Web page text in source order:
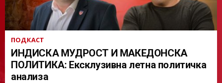
ПОДКАСТ
ИНДИСКА МУДРОСТ И МАКЕДОНСКА
ПОЛИТИКА: Ексклузивна летна политичка
анализа